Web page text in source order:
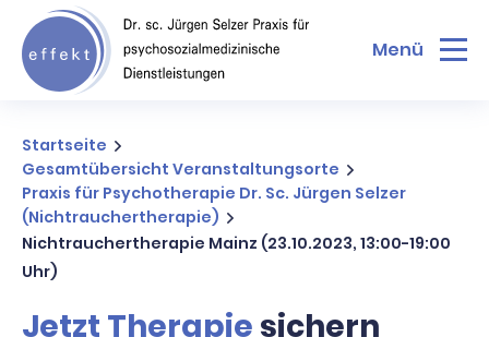
Menü
Startseite
Gesamtübersicht Veranstaltungsorte
Praxis für Psychotherapie Dr. Sc. Jürgen Selzer
(Nichtrauchertherapie)
Nichtrauchertherapie Mainz (23.10.2023, 13:00-19:00
Uhr)
Jetzt Therapie sichern